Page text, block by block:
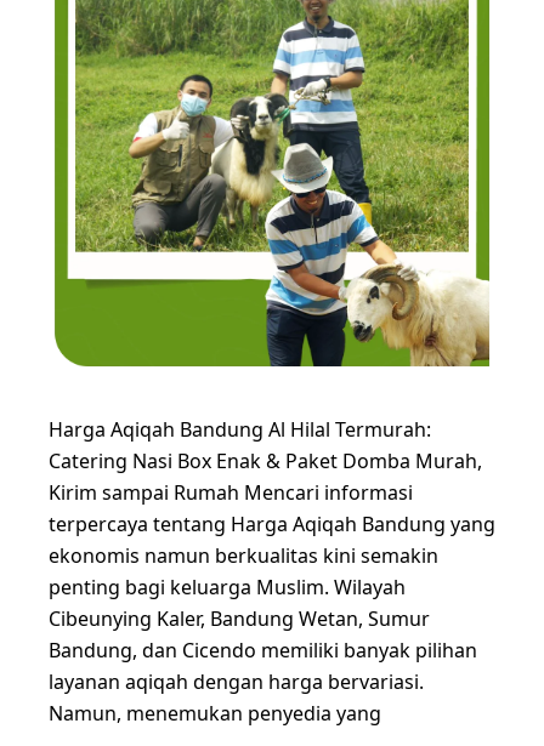
Harga Aqiqah Bandung Al Hilal Termurah:
Catering Nasi Box Enak & Paket Domba Murah,
Kirim sampai Rumah Mencari informasi
terpercaya tentang Harga Aqiqah Bandung yang
ekonomis namun berkualitas kini semakin
penting bagi keluarga Muslim. Wilayah
Cibeunying Kaler, Bandung Wetan, Sumur
Bandung, dan Cicendo memiliki banyak pilihan
layanan aqiqah dengan harga bervariasi.
Namun, menemukan penyedia yang